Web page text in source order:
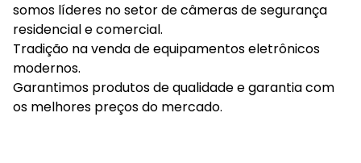
somos líderes no setor de câmeras de segurança
residencial e comercial.
Tradição na venda de equipamentos eletrônicos
modernos.
Garantimos produtos de qualidade e garantia com
os melhores preços do mercado.